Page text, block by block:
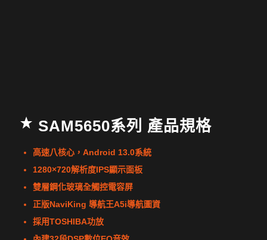
SAM5650系列 產品規格
高速八核心，Android 13.0系統
1280×720解析度IPS顯示面板
雙層鋼化玻璃全觸控電容屏
正版NaviKing 導航王A5i導航圖資
採用TOSHIBA功放